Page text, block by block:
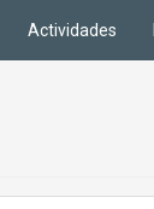
Actividades